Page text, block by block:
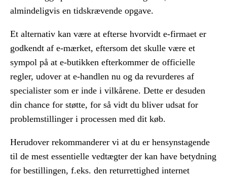
almindeligvis en tidskrævende opgave.
Et alternativ kan være at efterse hvorvidt e-firmaet er
godkendt af e-mærket, eftersom det skulle være et
sympol på at e-butikken efterkommer de officielle
regler, udover at e-handlen nu og da revurderes af
specialister som er inde i vilkårene. Dette er desuden
din chance for støtte, for så vidt du bliver udsat for
problemstillinger i processen med dit køb.
Herudover rekommanderer vi at du er hensynstagende
til de mest essentielle vedtægter der kan have betydning
for bestillingen, f.eks. den returrettighed internet